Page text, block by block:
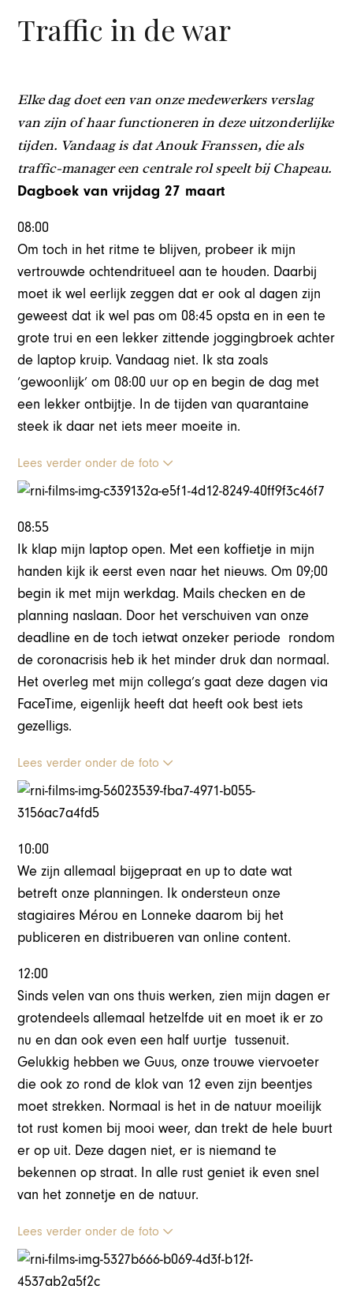
Traffic in de war
Elke dag doet een van onze medewerkers verslag
van zijn of haar functioneren in deze uitzonderlijke
tijden. Vandaag is dat Anouk Franssen, die als
traffic-manager een centrale rol speelt bij Chapeau.
Dagboek van vrijdag 27 maart
08:00
Om toch in het ritme te blijven, probeer ik mijn
vertrouwde ochtendritueel aan te houden. Daarbij
moet ik wel eerlijk zeggen dat er ook al dagen zijn
geweest dat ik wel pas om 08:45 opsta en in een te
grote trui en een lekker zittende joggingbroek achter
de laptop kruip. Vandaag niet. Ik sta zoals
‘gewoonlijk’ om 08:00 uur op en begin de dag met
een lekker ontbijtje. In de tijden van quarantaine
steek ik daar net iets meer moeite in.
Lees verder onder de foto
08:55
Ik klap mijn laptop open. Met een koffietje in mijn
handen kijk ik eerst even naar het nieuws. Om 09;00
begin ik met mijn werkdag. Mails checken en de
planning naslaan. Door het verschuiven van onze
deadline en de toch ietwat onzeker periode rondom
de coronacrisis heb ik het minder druk dan normaal.
Het overleg met mijn collega’s gaat deze dagen via
FaceTime, eigenlijk heeft dat heeft ook best iets
gezelligs.
Lees verder onder de foto
10:00
We zijn allemaal bijgepraat en up to date wat
betreft onze planningen. Ik ondersteun onze
stagiaires Mérou en Lonneke daarom bij het
publiceren en distribueren van online content.
12:00
Sinds velen van ons thuis werken, zien mijn dagen er
grotendeels allemaal hetzelfde uit en moet ik er zo
nu en dan ook even een half uurtje tussenuit.
Gelukkig hebben we Guus, onze trouwe viervoeter
die ook zo rond de klok van 12 even zijn beentjes
moet strekken. Normaal is het in de natuur moeilijk
tot rust komen bij mooi weer, dan trekt de hele buurt
er op uit. Deze dagen niet, er is niemand te
bekennen op straat. In alle rust geniet ik even snel
van het zonnetje en de natuur.
Lees verder onder de foto